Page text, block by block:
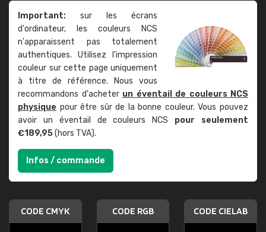
Important: sur les écrans
d'ordinateur, les couleurs NCS
n'apparaissent pas totalement
authentiques. Utilisez l'impression
couleur sur cette page uniquement
à titre de référence. Nous vous
recommandons d'acheter un éventail de couleurs NCS
physique pour être sûr de la bonne couleur. Vous pouvez
avoir un éventail de couleurs NCS pour seulement
€189,95(hors TVA).
Infos / commande
CODE CMYK CODE RGB CODE CIELAB